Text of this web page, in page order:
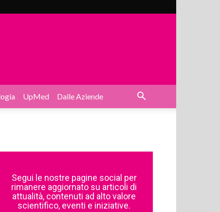
UpMed Dalle Aziende
Segui le nostre pagine social per
rimanere aggiornato su articoli di
attualità, contenuti ad alto valore
scientifico, eventi e iniziative.